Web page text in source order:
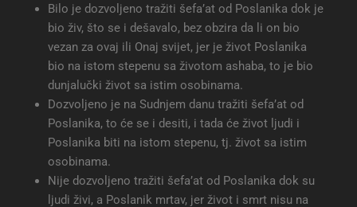
Bilo je dozvoljeno tražiti šefa’at od Poslanika dok je
bio živ, što se i dešavalo, bez obzira da li on bio
vezan za ovaj ili Onaj svijet, jer je život Poslanika
bio na istom stepenu sa životom ashaba, to je bio
dunjalučki život sa istim osobinama.
Dozvoljeno je na Sudnjem danu tražiti šefa’at od
Poslanika, to će se i desiti, i tada će život ljudi i
Poslanika biti na istom stepenu, tj. život sa istim
osobinama.
Nije dozvoljeno tražiti šefa’at od Poslanika dok su
ljudi živi, a Poslanik mrtav, jer život i smrt nisu na